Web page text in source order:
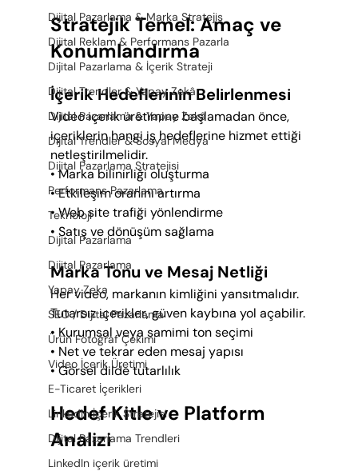
Dijital Pazarlama & Marka Stratejis
Dijital Reklam & Performans Pazarla
Dijital Pazarlama & İçerik Strateji
Dijital Trendler & Yapay Zekâ
Dijital Pazarlama & Yapay Zekâ
Dijital Trendler & Sosyal Medya
Dijital Pazarlama Stratejisi
Performans Pazarlama
Teknoloji
Dijital Pazarlama
Dijital Pazarlama
Yapay Zeka
SEO / Dijital Pazarlama
Ürün Fotoğraf Çekimi
Video İçerik Üretimi
E-Ticaret İçerikleri
LinkedIn İçerik Stratejisi
Dijital Pazarlama Trendleri
LinkedIn içerik üretimi
Stratejik Temel: Amaç ve
Konumlandırma
İçerik Hedeflerinin Belirlenmesi
Video içerik üretimine başlamadan önce,
içeriklerin hangi iş hedeflerine hizmet ettiği
netleştirilmelidir.
• Marka bilinirliği oluşturma
• Etkileşim oranını artırma
• Web site trafiği yönlendirme
• Satış ve dönüşüm sağlama
Marka Tonu ve Mesaj Netliği
Her video, markanın kimliğini yansıtmalıdır.
Tutarsız içerikler, güven kaybına yol açabilir.
• Kurumsal veya samimi ton seçimi
• Net ve tekrar eden mesaj yapısı
• Görsel dilde tutarlılık
Hedef Kitle ve Platform
Analizi